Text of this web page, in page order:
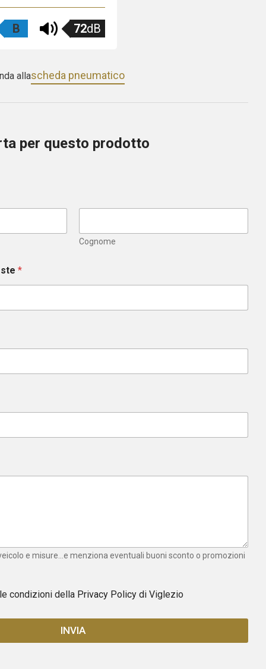
B 72dB
allascheda pneumatico
per questo prodotto
Cognome
*
e misure...e menziona eventuali buoni sconto o promozioni
condizioni della Privacy Policy di Viglezio
INVIA